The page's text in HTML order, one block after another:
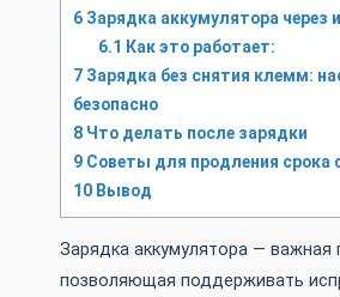
6 Зарядка аккумулятора через
6.1 Как это работает:
7 Зарядка без снятия клемм:
безопасно
8 Что делать после зарядки
9 Советы для продления срока
10 Вывод
Зарядка аккумулятора — важная
позволяющая поддерживать